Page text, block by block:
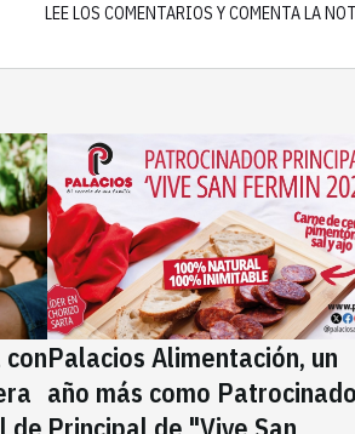
LEE LOS COMENTARIOS Y COMENTA LA
Palacios Alimentación, un
año más como